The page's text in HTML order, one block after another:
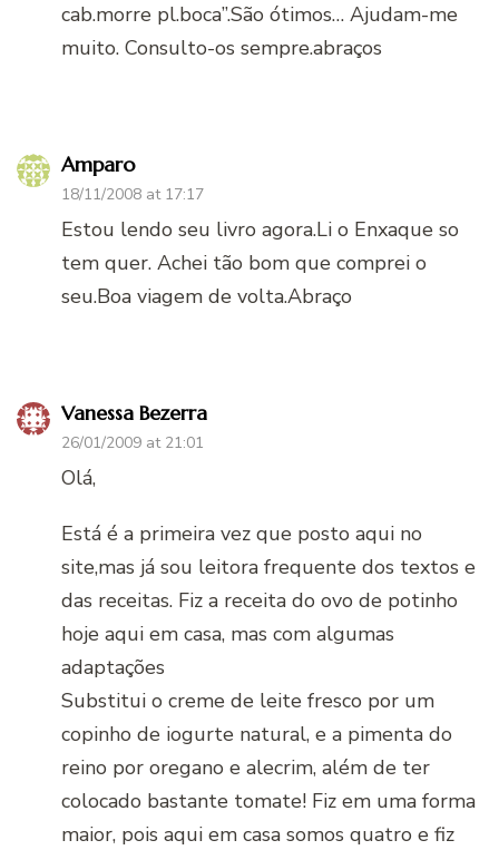
cab.morre pl.boca”.São ótimos… Ajudam-me
muito. Consulto-os sempre.abraços
Amparo
18/11/2008 at 17:17
Estou lendo seu livro agora.Li o Enxaque so
tem quer. Achei tão bom que comprei o
seu.Boa viagem de volta.Abraço
Vanessa Bezerra
26/01/2009 at 21:01
Olá,
Está é a primeira vez que posto aqui no
site,mas já sou leitora frequente dos textos e
das receitas. Fiz a receita do ovo de potinho
hoje aqui em casa, mas com algumas
adaptações
Substitui o creme de leite fresco por um
copinho de iogurte natural, e a pimenta do
reino por oregano e alecrim, além de ter
colocado bastante tomate! Fiz em uma forma
maior, pois aqui em casa somos quatro e fiz